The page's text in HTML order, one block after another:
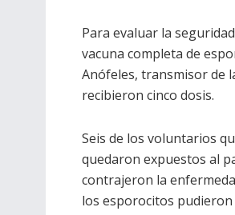
Para evaluar la
vacuna completa de
Anófeles, transmisor de
recibieron cinco dosis.
Seis de los voluntarios
quedaron expuestos al
contrajeron la
los esporocitos